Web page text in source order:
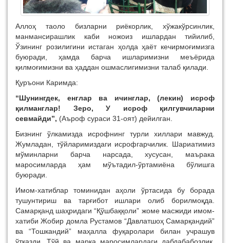
Аллоҳ таоло бизларни риёкорлик, хўжакўрсинлик,
манмансирашлик каби ножоиз ишлардан тийилиб,
Ўзининг розилигини истаган ҳолда ҳаёт кечирмоғимизга
буюради, ҳамда барча ишларимизни меъёрида
қилмоғимизни ва ҳаддан ошмаслигимизни талаб қилади.
Қуръони Каримда:
“Шунингдек, енглар ва ичинглар, (лекин) исроф
қилманглар! Зеро, У исроф қилгувчиларни
севмайди”, (Аъроф сураси 31-оят) дейилган.
Бизнинг ўлкамизда исрофнинг турли хиллари мавжуд.
Жумладан, тўйларимиздаги исрофгарчилик. Шариатимиз
мўминларни барча нарсада, хусусан, маърака
маросимларда ҳам мўътадил-ўртамиёна бўлишга
буюради.
Имом-хатиблар томинидан аҳоли ўртасида бу борада
тушунтириш ва тарғибот ишлари олиб борилмоқда.
Самарқанд шаҳридаги “Қўшбаққоли” жоме масжиди имом-
хатиби Жобир домла Рустамов “Давлатшоҳ Самарқандий”
ва “Тошкандий” маҳалла фуқаролари билан учрашув
ўтказди. Тўй ва марка маросимлардаги дабдабабозлик,